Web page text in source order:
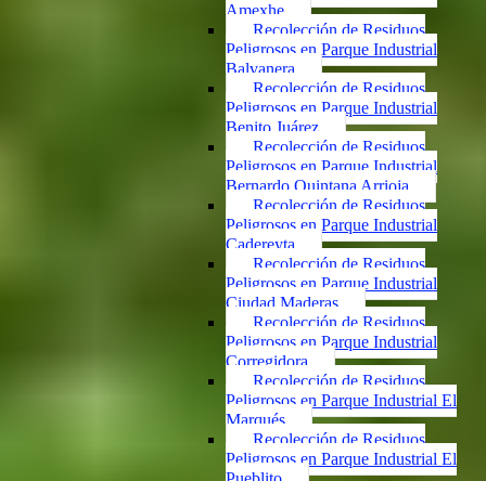
Amexhe
Recolección de Residuos
Peligrosos en Parque Industrial
Balvanera
Recolección de Residuos
Peligrosos en Parque Industrial
Benito Juárez
Recolección de Residuos
Peligrosos en Parque Industrial
Bernardo Quintana Arrioja
Recolección de Residuos
Peligrosos en Parque Industrial
Cadereyta
Recolección de Residuos
Peligrosos en Parque Industrial
Ciudad Maderas
Recolección de Residuos
Peligrosos en Parque Industrial
Corregidora
Recolección de Residuos
Peligrosos en Parque Industrial El
Marqués
Recolección de Residuos
Peligrosos en Parque Industrial El